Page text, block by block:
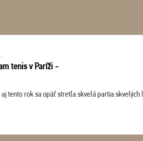
tenis v Paríži -
tento rok sa opäť stretla skvelá partia skvelých